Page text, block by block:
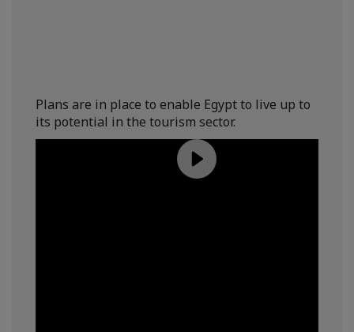
Plans are in place to enable Egypt to live up to
its potential in the tourism sector.